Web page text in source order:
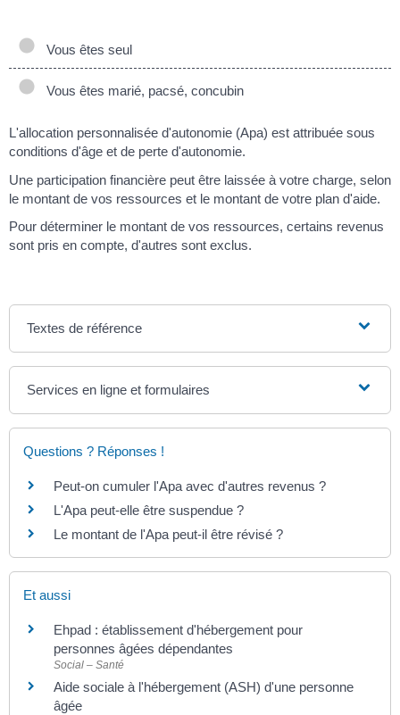
Vous êtes seul
Vous êtes marié, pacsé, concubin
L'allocation personnalisée d'autonomie (Apa) est attribuée sous
conditions d'âge et de perte d'autonomie.
Une participation financière peut être laissée à votre charge, selon
le montant de vos ressources et le montant de votre plan d'aide.
Pour déterminer le montant de vos ressources, certains revenus
sont pris en compte, d'autres sont exclus.
Textes de référence
Services en ligne et formulaires
Questions ? Réponses !
Peut-on cumuler l'Apa avec d'autres revenus ?
L'Apa peut-elle être suspendue ?
Le montant de l'Apa peut-il être révisé ?
Et aussi
Ehpad : établissement d'hébergement pour
personnes âgées dépendantes
Social – Santé
Aide sociale à l'hébergement (ASH) d'une personne
âgée